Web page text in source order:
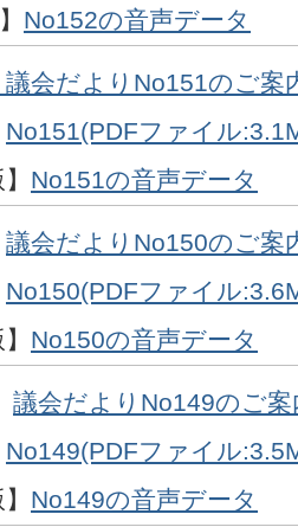
No152の音声データ
議会だよりNo151のご案
No151(PDFファイル
No151の音声データ
議会だよりNo150のご案
No150(PDFファイル
No150の音声データ
議会だよりNo149のご案
No149(PDFファイル
No149の音声データ